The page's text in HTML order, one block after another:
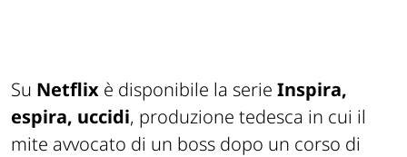
Su Netflix è disponibile la serie Inspira,
espira, uccidi, produzione tedesca in cui il
mite avvocato di un boss dopo un corso di